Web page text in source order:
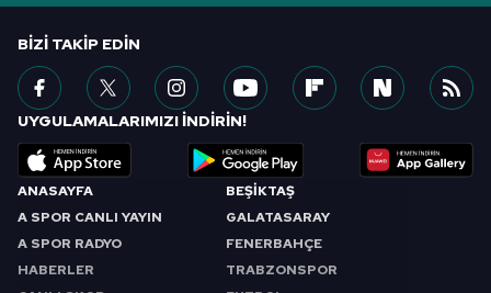
ANASAYFA
A SPOR CANLI YAYIN
A SPOR RADYO
HABERLER
BEŞİKTAŞ
GALATASARAY
FENERBAHÇE
TRABZONSPOR
BIZI TAKIP EDIN
UYGULAMALARIMIZI İNDİRİN!